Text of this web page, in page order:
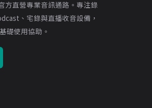
方直營專業音訊通路。專注錄
、宅錄與直播收音設備，
礎使用協助。